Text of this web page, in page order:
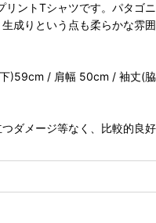
ントTシャツです。パタゴ
成りという点も柔らかな雰
)59cm / 肩幅 50cm / 袖丈(
ダメージ等なく、比較的良好